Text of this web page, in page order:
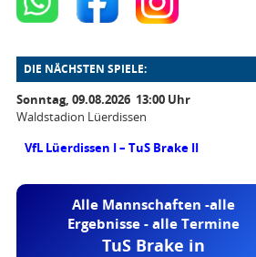
DIE NÄCHSTEN SPIELE:
Sonntag, 09.08.2026 13:00 Uhr
Waldstadion Lüerdissen
VfL Lüerdissen I – TuS Brake II
Alle Mannschaften -alle
Ergebnisse - alle Termine
TuS Brake in